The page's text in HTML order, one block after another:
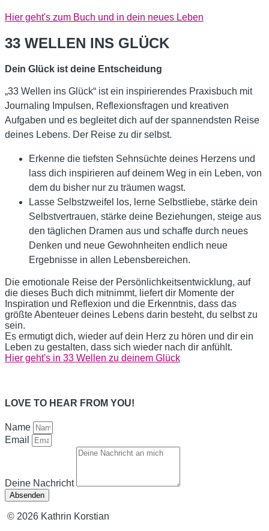
Hier geht's zum Buch und in dein neues Leben
33 WELLEN INS GLÜCK
Dein Glück ist deine Entscheidung
„33 Wellen ins Glück“ ist ein inspirierendes Praxisbuch mit
Journaling Impulsen, Reflexionsfragen und kreativen
Aufgaben und es begleitet dich auf der spannendsten Reise
deines Lebens. Der Reise zu dir selbst.
Erkenne die tiefsten Sehnsüchte deines Herzens und
lass dich inspirieren auf deinem Weg in ein Leben, von
dem du bisher nur zu träumen wagst.
Lasse Selbstzweifel los, lerne Selbstliebe, stärke dein
Selbstvertrauen, stärke deine Beziehungen, steige aus
den täglichen Dramen aus und schaffe durch neues
Denken und neue Gewohnheiten endlich neue
Ergebnisse in allen Lebensbereichen.
Die emotionale Reise der Persönlichkeitsentwicklung, auf
die dieses Buch dich mitnimmt, liefert dir Momente der
Inspiration und Reflexion und die Erkenntnis, dass das
größte Abenteuer deines Lebens darin besteht, du selbst zu
sein.
Es ermutigt dich, wieder auf dein Herz zu hören und dir ein
Leben zu gestalten, dass sich wieder nach dir anfühlt.
Hier geht's in 33 Wellen zu deinem Glück
LOVE TO HEAR FROM YOU!
Name
Email
Deine Nachricht
Absenden
© 2026 Kathrin Korstian